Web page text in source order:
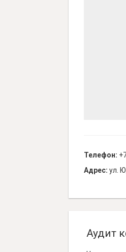
Телефон:
Адрес: ул.
Аудит